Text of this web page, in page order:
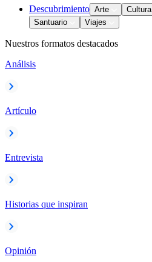
Descubrimiento Arte Cultura
Santuario
Viajes
Nuestros formatos destacados
Análisis
Artículo
Entrevista
Historias que inspiran
Opinión